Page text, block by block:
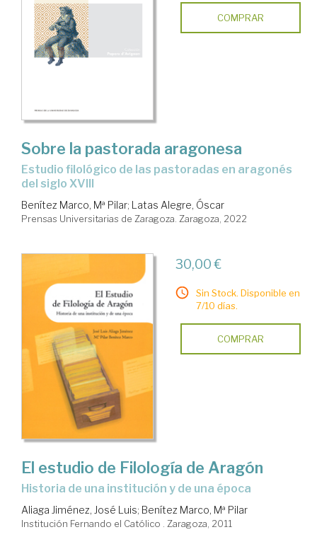
COMPRAR
Sobre la pastorada aragonesa
estudio filológico de las pastoradas en aragonés
del siglo XVIII
Benítez Marco, Mª Pilar; Latas Alegre, Óscar
Prensas Universitarias de Zaragoza. Zaragoza, 2022
30,00 €
Sin Stock. Disponible en
7/10 días.
COMPRAR
El estudio de Filología de Aragón
historia de una institución y de una época
Aliaga Jiménez, José Luis; Benítez Marco, Mª Pilar
Institución Fernando el Católico . Zaragoza, 2011